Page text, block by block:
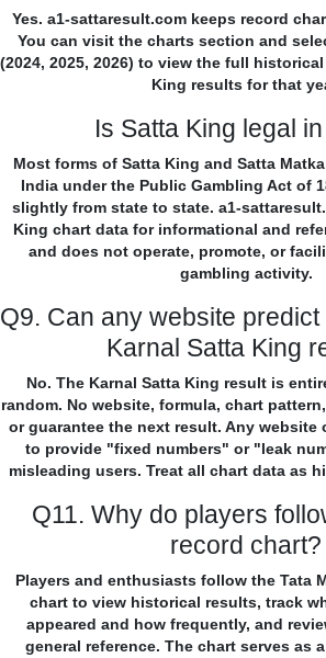
Yes. a1-sattaresult.com keeps record
You can visit the charts section and
(2024, 2025, 2026) to view the full
King results for that
Is Satta King legal
Most forms of Satta King and Satta
India under the Public Gambling Act of
slightly from state to state. a1-
King chart data for informational and
and does not operate, promote, or
gambling activity.
Q9. Can any website
Karnal Satta King
No. The Karnal Satta King result is
random. No website, formula, chart
or guarantee the next result. Any
to provide "fixed numbers" or "leak
misleading users. Treat all chart data as
Q11. Why do players
record chart?
Players and enthusiasts follow the Tata
chart to view historical results, track
appeared and how frequently, and
general reference. The chart serves as